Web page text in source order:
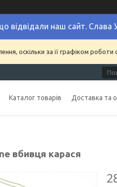
відвідали наш сайт. Слава
оскільки за її графіком
Каталог товарів Доставка та
вбивця карася